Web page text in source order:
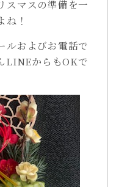
スマスの準備を一
ね！
ルおよびお電話で
LINEからもOKで